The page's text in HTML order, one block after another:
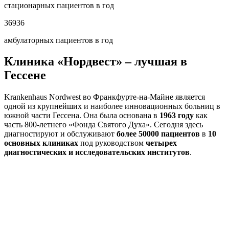
стационарных пациентов в год
36936
амбулаторных пациентов в год
Клиника «Нордвест» – лучшая в
Гессене
Krankenhaus Nordwest во Франкфурте-на-Майне является
одной из крупнейших и наиболее инновационных больниц в
южной части Гессена. Она была основана в 1963 году как
часть 800-летнего «Фонда Святого Духа». Сегодня здесь
диагностируют и обслуживают более 50000 пациентов в 10
основных клиниках под руководством четырех
диагностических и исследовательских институтов.